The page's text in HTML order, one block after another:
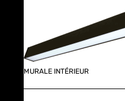
MURALE INTÉRIEUR